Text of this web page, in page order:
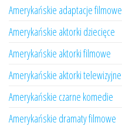
Amerykańskie adaptacje filmowe
Amerykańskie aktorki dziecięce
Amerykańskie aktorki filmowe
Amerykańskie aktorki telewizyjne
Amerykańskie czarne komedie
Amerykańskie dramaty filmowe